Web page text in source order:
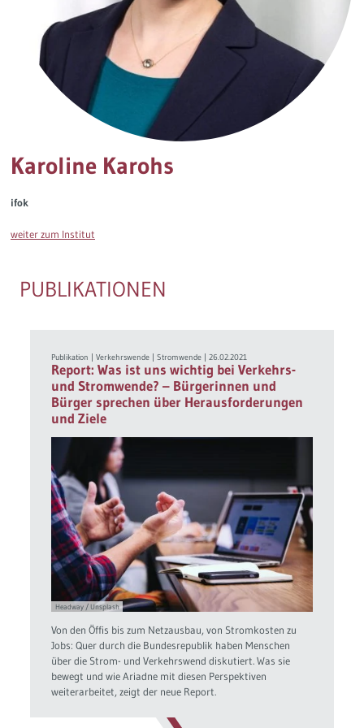
Karoline Karohs
ifok
weiter zum Institut
PUBLIKATIONEN
Publikation |Verkehrswende |Stromwende |26.02.2021
Report: Was ist uns wichtig bei Verkehrs-
und Stromwende? – Bürgerinnen und
Bürger sprechen über Herausforderungen
und Ziele
Headway / Unsplash
Von den Öffis bis zum Netzausbau, von Stromkosten zu
Jobs: Quer durch die Bundesrepublik haben Menschen
über die Strom- und Verkehrswend diskutiert. Was sie
bewegt und wie Ariadne mit diesen Perspektiven
weiterarbeitet, zeigt der neue Report.
Governance
Europa & Green Deal
Themen Übersicht
Soziales Nachhaltigkeitsbarometer